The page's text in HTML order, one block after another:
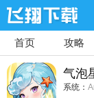
首页 攻略
气泡
系统：